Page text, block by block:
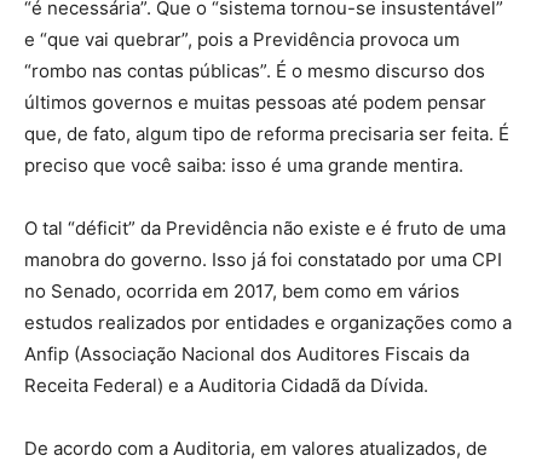
“é necessária”. Que o “sistema tornou-se insustentável”
e “que vai quebrar”, pois a Previdência provoca um
“rombo nas contas públicas”. É o mesmo discurso dos
últimos governos e muitas pessoas até podem pensar
que, de fato, algum tipo de reforma precisaria ser feita. É
preciso que você saiba: isso é uma grande mentira.
O tal “déficit” da Previdência não existe e é fruto de uma
manobra do governo. Isso já foi constatado por uma CPI
no Senado, ocorrida em 2017, bem como em vários
estudos realizados por entidades e organizações como a
Anfip (Associação Nacional dos Auditores Fiscais da
Receita Federal) e a Auditoria Cidadã da Dívida.
De acordo com a Auditoria, em valores atualizados, de